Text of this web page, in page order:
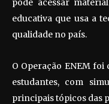
pode acessar
educativa que usa a
qualidade no país.
O Operação ENEM
estudantes, com
principais tópicos das